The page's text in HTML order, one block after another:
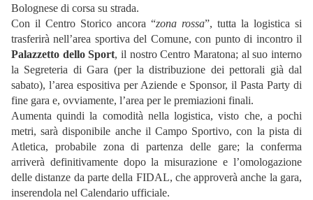
Bolognese di corsa su strada.
Con il Centro Storico ancora “zona rossa”, tutta la logistica si
trasferirà nell’area sportiva del Comune, con punto di incontro il
Palazzetto dello Sport, il nostro Centro Maratona; al suo interno
la Segreteria di Gara (per la distribuzione dei pettorali già dal
sabato), l’area espositiva per Aziende e Sponsor, il Pasta Party di
fine gara e, ovviamente, l’area per le premiazioni finali.
Aumenta quindi la comodità nella logistica, visto che, a pochi
metri, sarà disponibile anche il Campo Sportivo, con la pista di
Atletica, probabile zona di partenza delle gare; la conferma
arriverà definitivamente dopo la misurazione e l’omologazione
delle distanze da parte della FIDAL, che approverà anche la gara,
inserendola nel Calendario ufficiale.